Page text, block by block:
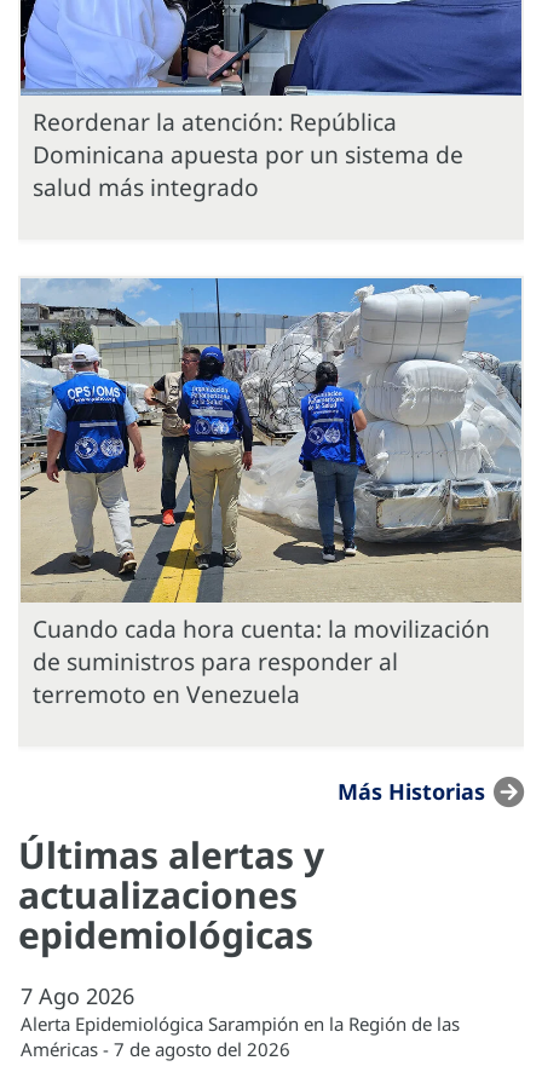
Reordenar la atención: República
Dominicana apuesta por un sistema de
salud más integrado
Cuando cada hora cuenta: la movilización
de suministros para responder al
terremoto en Venezuela
Más Historias
Últimas alertas y
actualizaciones
epidemiológicas
7 Ago 2026
Alerta Epidemiológica Sarampión en la Región de las
Américas - 7 de agosto del 2026